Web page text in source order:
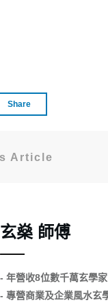
Share
Article
玄燊 師傅
- 年營收8位數千萬玄學家
- 專營商業及企業風水玄